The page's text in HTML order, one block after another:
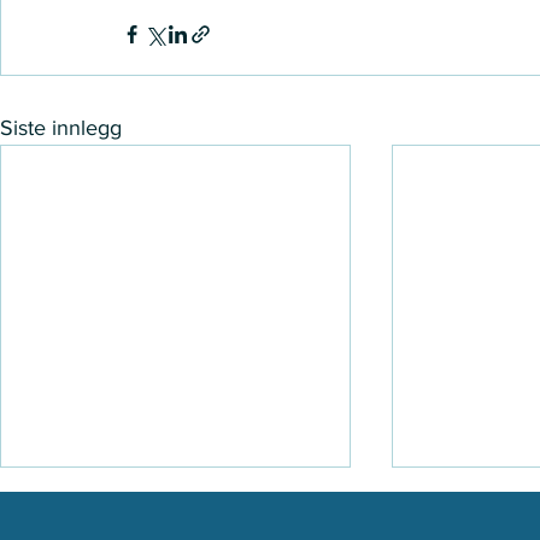
Siste innlegg